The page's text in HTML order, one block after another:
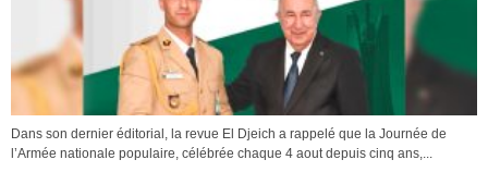
Dans son dernier éditorial, la revue El Djeich a rappelé que la Journée de
l’Armée nationale populaire, célébrée chaque 4 aout depuis cinq ans,...